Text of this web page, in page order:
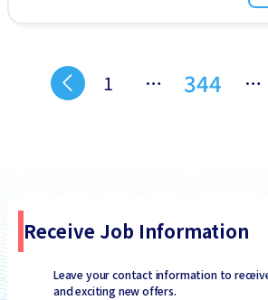
1 … 344 …
Receive Job Information
Leave your contact information to
and exciting new offers.